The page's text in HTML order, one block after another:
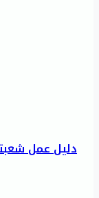
دليل عمل